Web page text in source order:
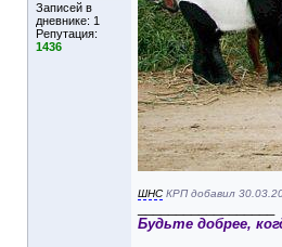
Записей в
дневнике: 1
Репутация:
1436
ШНС КРП добавил
Будьте добрее,